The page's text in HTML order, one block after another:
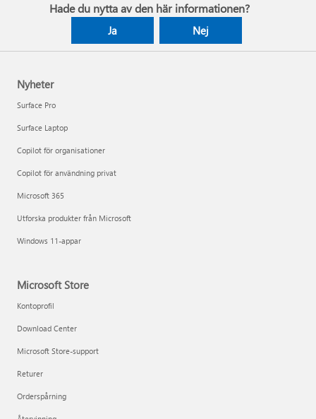
Hade du nytta av den här informationen?
Ja Nej
Nyheter
Surface Pro
Surface Laptop
Copilot för organisationer
Copilot för användning privat
Microsoft 365
Utforska produkter från Microsoft
Windows 11-appar
Microsoft Store
Kontoprofil
Download Center
Microsoft Store-support
Returer
Orderspårning